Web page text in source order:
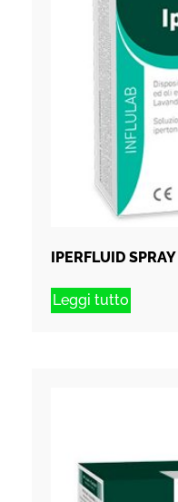
IPERFLUID
Leggi tutto